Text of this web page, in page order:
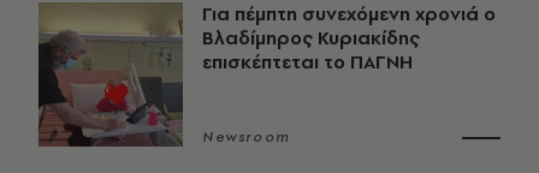
Για πέμπτη συνεχόμενη χρονιά ο
Βλαδίμηρος Κυριακίδης
επισκέπτεται το ΠΑΓΝΗ
Newsroom